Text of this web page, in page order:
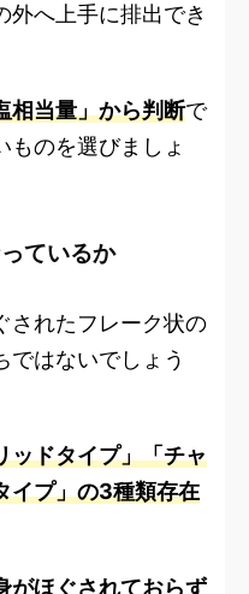
外へ上手に排出でき
相当量」から判断で
ものを選びましょ
ているか
されたフレーク状の
ではないでしょう
ッドタイプ」「チャ
イプ」の3種類存在
がほぐされておらず